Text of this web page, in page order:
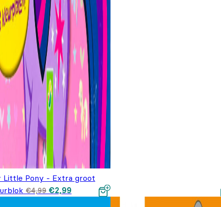
Little Pony - Extra groot
€4,99 Oorspronkelijke
prijs was:
€2,99Huidige
prijs is: